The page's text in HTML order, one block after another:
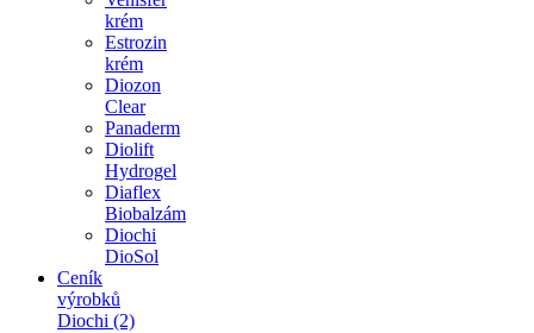
krém
Estrozin
krém
Diozon
Clear
Panaderm
Diolift
Hydrogel
Diaflex
Biobalzám
Diochi
DioSol
Ceník
výrobků
Diochi (2)